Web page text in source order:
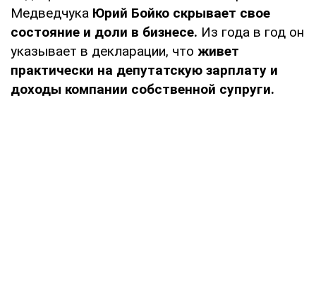
Медведчука Юрий Бойко скрывает свое
состояние и доли в бизнесе. Из года в год он
указывает в декларации, что живет
практически на депутатскую зарплату и
доходы компании собственной супруги.